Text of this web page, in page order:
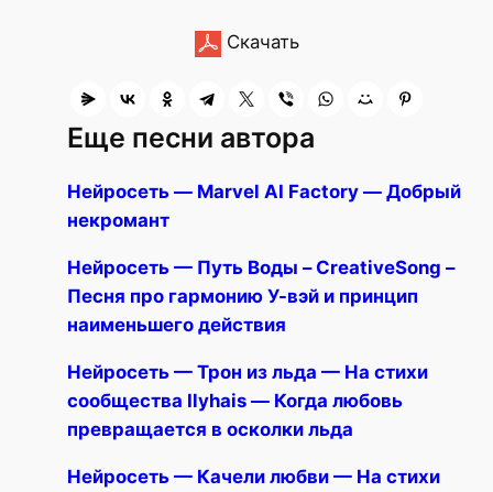
Скачать
Еще песни автора
Нейросеть — Marvel AI Factory — Добрый
некромант
Нейросеть — Путь Воды – CreativeSong –
Песня про гармонию У-вэй и принцип
наименьшего действия
Нейросеть — Трон из льда — На стихи
сообщества Ilyhais — Когда любовь
превращается в осколки льда
Нейросеть — Качели любви — На стихи